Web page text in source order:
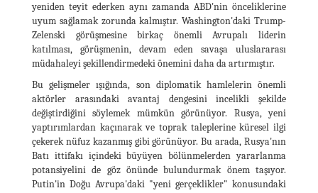
yeniden teyit ederken aynı zamanda ABD'nin önceliklerine
uyum sağlamak zorunda kalmıştır. Washington'daki Trump-
Zelenski görüşmesine birkaç önemli Avrupalı ​​liderin
katılması, görüşmenin, devam eden savaşa uluslararası
müdahaleyi şekillendirmedeki önemini daha da artırmıştır.
Bu gelişmeler ışığında, son diplomatik hamlelerin önemli
aktörler arasındaki avantaj dengesini incelikli şekilde
değiştirdiğini söylemek mümkün görünüyor. Rusya, yeni
yaptırımlardan kaçınarak ve toprak taleplerine küresel ilgi
çekerek nüfuz kazanmış gibi görünüyor. Bu arada, Rusya'nın
Batı ittifakı içindeki büyüyen bölünmelerden yararlanma
potansiyelini de göz önünde bulundurmak önem taşıyor.
Putin'in Doğu Avrupa'daki "yeni gerçeklikler" konusundaki